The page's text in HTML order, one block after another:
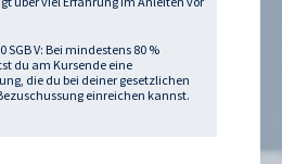
SGB V: Bei mindestens 80 %
du am Kursende eine
die du bei deiner gesetzlichen
einreichen kannst.